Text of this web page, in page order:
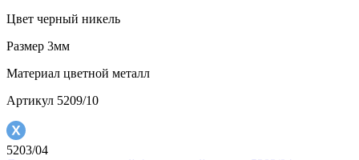
Цвет черный никель
Размер 3мм
Материал цветной металл
Артикул 5209/10
5203/04